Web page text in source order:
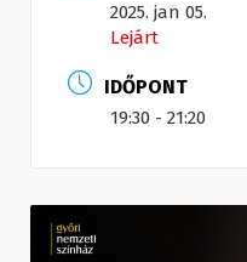
2025. jan 05.
Lejárt
IDŐPONT
19:30 - 21:20